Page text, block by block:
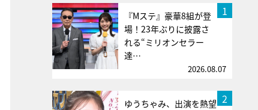
1
『Mステ』豪華8組が登
場！23年ぶりに披露さ
れる“ミリオンセラー
達…
2026.08.07
2
ゆうちゃみ、出演を熱望